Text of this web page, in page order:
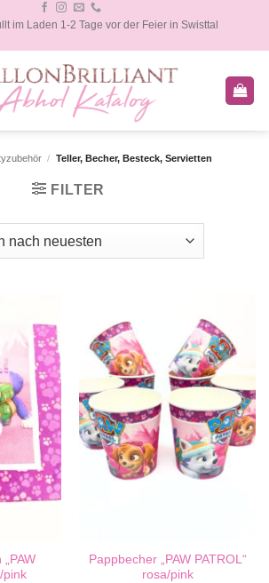
im Laden 1-2 Tage vor der Feier in Swisttal
/ Teller, Becher, Besteck, Servietten
FILTER
pink
Pappbecher „PAW PATROL“
rosa/pink